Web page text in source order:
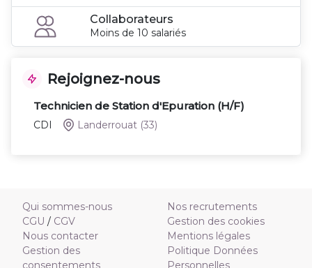
Collaborateurs
Moins de 10 salariés
Rejoignez-nous
Technicien de Station d'Epuration (H/F)
CDI Landerrouat (33)
Qui sommes-nous
CGU / CGV
Nous contacter
Gestion des
consentements
Nos recrutements
Gestion des cookies
Mentions légales
Politique Données
Personnelles